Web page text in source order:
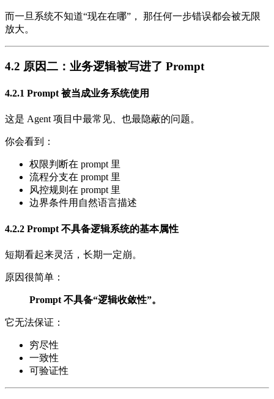
而一旦系统不知道“现在在哪”， 那任何一步错误都会被无限
放大。
4.2 原因二：业务逻辑被写进了 Prompt
4.2.1 Prompt 被当成业务系统使用
这是 Agent 项目中最常见、也最隐蔽的问题。
你会看到：
权限判断在 prompt 里
流程分支在 prompt 里
风控规则在 prompt 里
边界条件用自然语言描述
4.2.2 Prompt 不具备逻辑系统的基本属性
短期看起来灵活，长期一定崩。
原因很简单：
Prompt 不具备“逻辑收敛性”。
它无法保证：
穷尽性
一致性
可验证性